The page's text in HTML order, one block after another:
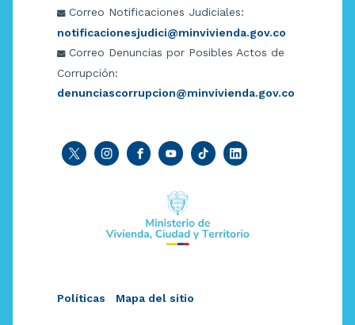
Correo Notificaciones Judiciales:
notificacionesjudici@minvivienda.gov.co
Correo Denuncias por Posibles Actos de
Corrupción:
denunciascorrupcion@minvivienda.gov.co
Políticas Mapa del sitio